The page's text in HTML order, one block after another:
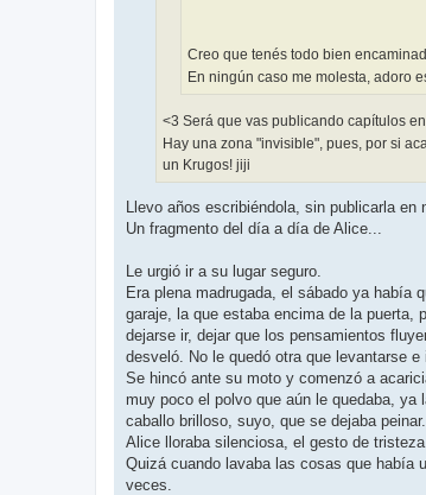
Creo que tenés todo bien
En ningún caso me molesta, adoro
<3 Será que vas publicando capítulos
Hay una zona "invisible", pues, por si
un Krugos! jiji
Llevo años escribiéndola, sin publicarla
Un fragmento del día a día de Alice...
Le urgió ir a su lugar seguro.
Era plena madrugada, el sábado ya había
garaje, la que estaba encima de la puerta,
dejarse ir, dejar que los pensamientos
desveló. No le quedó otra que levantarse e
Se hincó ante su moto y comenzó a
muy poco el polvo que aún le quedaba,
caballo brilloso, suyo, que se dejaba
Alice lloraba silenciosa, el gesto de
Quizá cuando lavaba las cosas que había
veces.